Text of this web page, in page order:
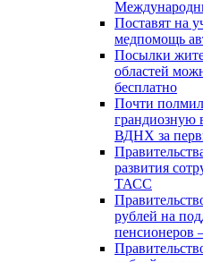
Поставят на
медпомощь
Посылки
областей
бесплатно
Почти
грандиозную
ВДНХ за
развития
ТАСС
рублей на
пенсионеров